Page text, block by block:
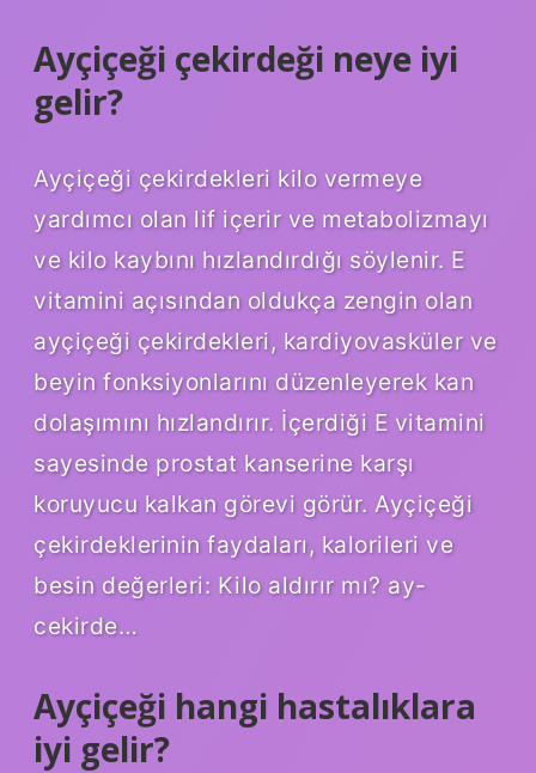
Ayçiçeği çekirdeği neye iyi
gelir?
Ayçiçeği çekirdekleri kilo vermeye
yardımcı olan lif içerir ve metabolizmayı
ve kilo kaybını hızlandırdığı söylenir. E
vitamini açısından oldukça zengin olan
ayçiçeği çekirdekleri, kardiyovasküler ve
beyin fonksiyonlarını düzenleyerek kan
dolaşımını hızlandırır. İçerdiği E vitamini
sayesinde prostat kanserine karşı
koruyucu kalkan görevi görür. Ayçiçeği
çekirdeklerinin faydaları, kalorileri ve
besin değerleri: Kilo aldırır mı? ay-
cekirde…
Ayçiçeği hangi hastalıklara
iyi gelir?